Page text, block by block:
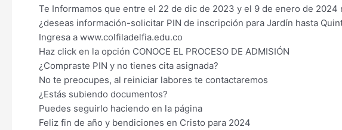
Te Informamos que entre el 22 de dic de 2023 y el 9 de enero de
¿deseas información-solicitar PIN de inscripción para Jardín hasta
Ingresa a www.colfiladelfia.edu.co
Haz click en la opción CONOCE EL PROCESO DE ADMISIÓN
¿Compraste PIN y no tienes cita asignada?
No te preocupes, al reiniciar labores te contactaremos
¿Estás subiendo documentos?
Puedes seguirlo haciendo en la página
Feliz fin de año y bendiciones en Cristo para 2024
DE
FIN
DE
AÑO
2023
E
INICIO
2024